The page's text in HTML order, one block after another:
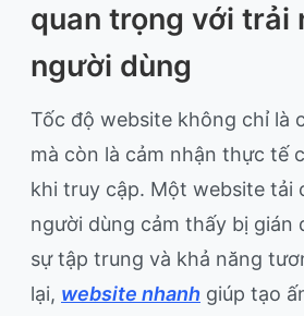
quan trọng với trải
người dùng
Tốc độ website không chỉ là
mà còn là cảm nhận thực tế
khi truy cập. Một website tải
người dùng cảm thấy bị gián
sự tập trung và khả năng
lại, website nhanh giúp tạo